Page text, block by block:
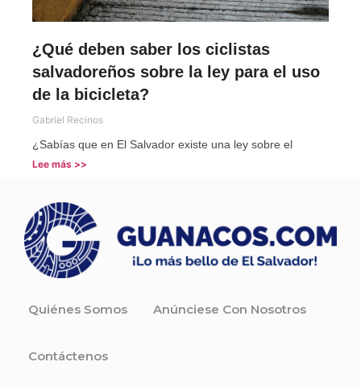
¿Qué deben saber los ciclistas
salvadoreños sobre la ley para el uso
de la bicicleta?
Gabriel Recinos
¿Sabías que en El Salvador existe una ley sobre el
Lee más >>
Quiénes Somos Anúnciese Con Nosotros
Contáctenos